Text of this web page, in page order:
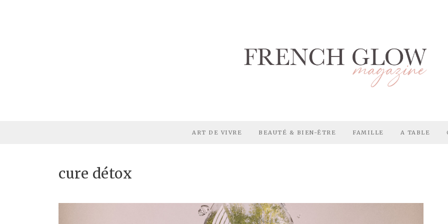
ART DE VIVRE BEAUTÉ & BIEN-ÊTRE FAMILLE A TABLE
cure détox